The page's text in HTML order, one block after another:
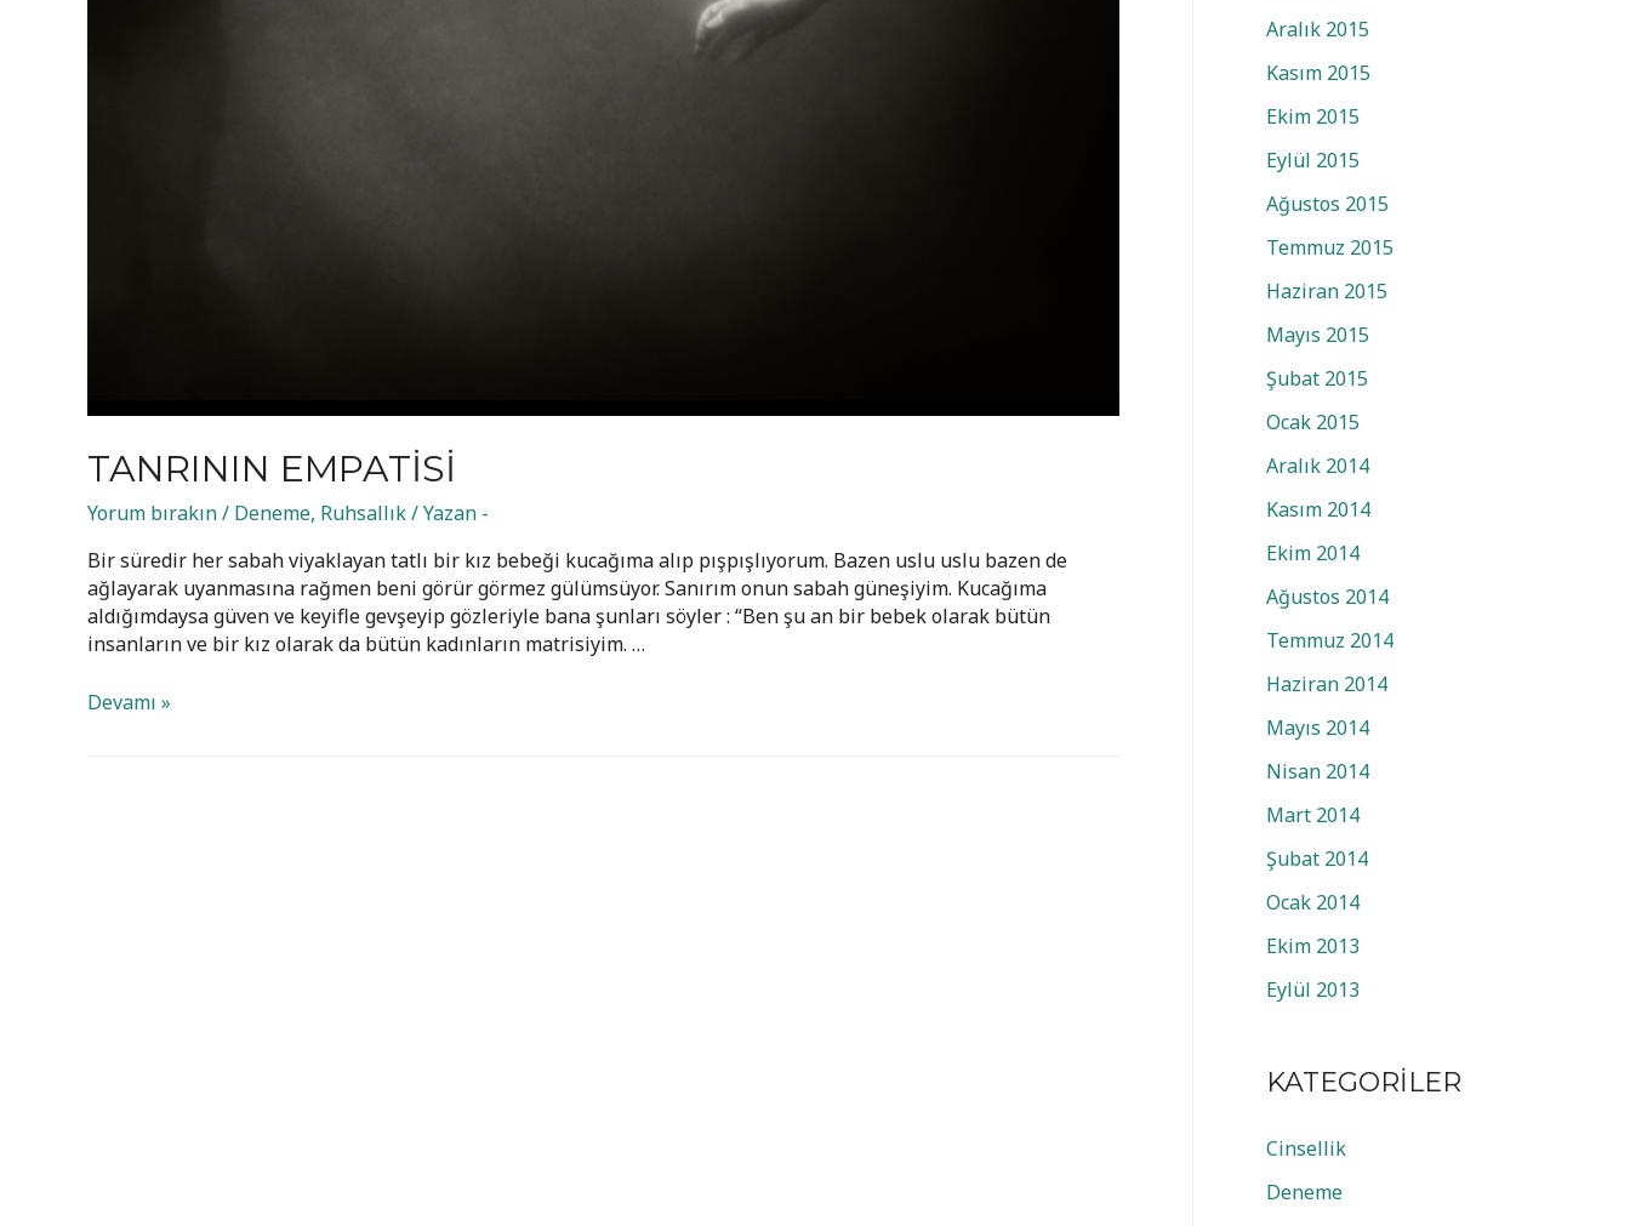
TANRININ EMPATISI
Yorum bırakın/ Deneme, Ruhsallık/ Yazan -
Bir süredir her sabah viyaklayan tatlı bir kız bebeği kucağıma alıp pışpışlıyorum. Bazen uslu uslu bazen de
ağlayarak uyanmasına rağmen beni görür görmez gülümsüyor. Sanırım onun sabah güneşiyim. Kucağıma
aldığımdaysa güven ve keyifle gevşeyip gözleriyle bana şunları söyler : “Ben şu an bir bebek olarak bütün
insanların ve bir kız olarak da bütün kadınların matrisiyim. …
Tanrının
Devamı »
Aralık 2015
Kasım 2015
Ekim 2015
Eylül 2015
Ağustos 2015
Temmuz 2015
Haziran 2015
Mayıs 2015
Şubat 2015
Ocak 2015
Aralık 2014
Kasım 2014
Ekim 2014
Ağustos 2014
Temmuz 2014
Haziran 2014
Mayıs 2014
Nisan 2014
Mart 2014
Şubat 2014
Ocak 2014
Ekim 2013
Eylül 2013
KATEGORILER
Cinsellik
Deneme